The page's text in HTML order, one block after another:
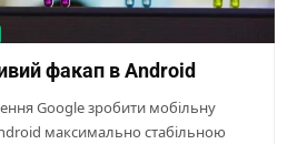
факап в Android
Google зробити мобільну
максимально стабільною